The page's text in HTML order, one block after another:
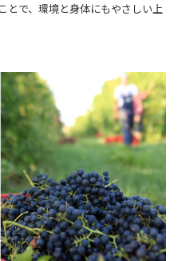
とで、環境と身体にもやさしい上